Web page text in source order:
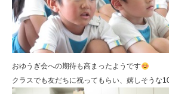
おゆうぎ会への期待も高まったようです
クラスでも友だちに祝ってもらい、嬉しそうな